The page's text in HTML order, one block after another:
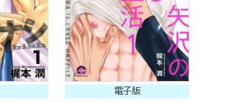
電子版